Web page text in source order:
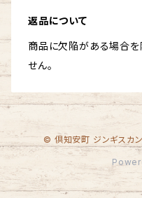
返品について
商品に欠陥がある場合を
せん。
© 倶知安町 ジンギスカ